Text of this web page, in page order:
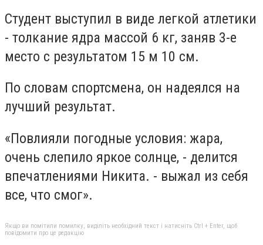
Студент выступил в виде легкой атлетики
- толкание ядра массой 6 кг, заняв 3-е
место с результатом 15 м 10 см.
По словам спортсмена, он надеялся на
лучший результат.
«Повлияли погодные условия: жара,
очень слепило яркое солнце, - делится
впечатлениями Никита. - выжал из себя
все, что смог».
Якщо ви помітили помилку, виділіть необхідний текст і натисніть Ctrl + Enter, щоб
повідомити про це редакцію